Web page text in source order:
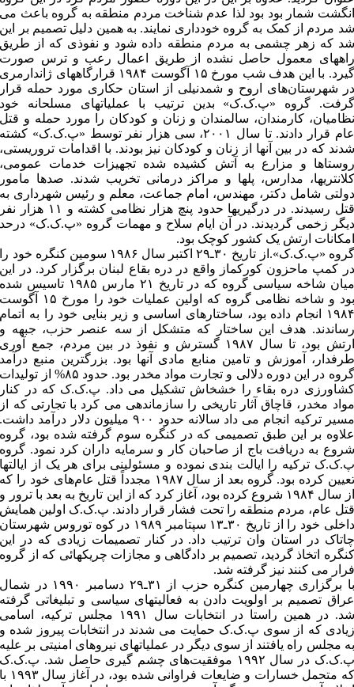
انگشت شمار بود بود لذا عدم شناخت مردم منطقه به گروه باعث می
شد مردم از کمک به گروه خودداری نمایند. به همین دلیل تصمیم بر این
شد که زهر چشمی به مردم منطقه داده شود و نفوذی که از طریق
راههای معمول حاصل نشده از طریق اعمال رعب و ترس صورت
گیرد. با این هدف شب مورخ ۱۵ آگوست ۱۹۸۴ قرارگاههای ژاندارمری
در شهرستان‌های اروح و شمدنیلی از استان حکاری مورد حمله قرار
گرفت. گروه «پ.ک.ک» بدین ترتیب با عملیاتهای مسلحانه خود
نظامیان، کارمندان، سالمندان و زنان و کودکان را مورد حمله و قتل
عام قرار دادند. تا سال ۲۰۰۱، سی هزار نفر توسط «پ.ک.ک» کشته
شدند که در بین آنها از زنان و کودکان نیز بودند. با اقدامات تروریستی،
روستاها و مزارع به آتش کشیده شده تجهیزات خدمات عمومی،
کلانتریها، مدارس، پلها و مراکز درمانی تخریب شدند. صدها مامور
دولتی شامل دکتر، مهندس، امام جماعت، معلم و رئیس شهرداری به
قتل رسیدند. در درگیریها حدود پنچ هزار نظامی کشته و ۱۱ هزار نفر
دیگر زخمی گردیدند. در آن ایام سلاح و مهمات گروه «پ.ک.ک» درحد
امکانات ارتش یک کشور کوچک بود.
گروه «پ.ک.ک».از تاریخ ۳۰ـ۲۹ اکتبر سال ۱۹۸۶ سومین کنگره خود را
در کمپ ماحزون کورکماز واقع در دره بقاع لبنان برگزار کرد. در این
میان شاخه سیاسی گروه که در تاریخ ۲۱ مارس ۱۹۸۵ تاسیس شده
بود و شاخه نظامی گروه که اولین عملیات خود را مورخ ۱۵ آگوست
۱۹۸۴ انجام داده بود، ساختارهای اساسی و زیر بنایی خود را به اتمام
رساندند. هدف این ساختار که متشکل از سه عنصر حزب، جبهه و
ارتش بود، تا سال ۱۹۸۷ گسترش و نفوذ در بین مردم، جمع آوری
طرفدار، آموزش و تامین منابع مادی آنها بود. بزرگترین منبع درآمد
گروه در این دوره دلالی و تجارت مواد مخدر بود. حدود ۸۵% از تولیدات
کشاورزی دره بقاء را خشخاش تشکیل می داد. پ.ک.ک که در کنار
مواد مخدر، قاچاق آثار تاریخی را سازماندهی می کرد با تجارتی که از
مسیر ترکیه انجام می داد سالانه حدود ۹۰۰ میلیون دلار درآمد داشت.
علاوه بر این طبق تصمیمی که در کنگره سوم گرفته شده بود، گروه
شروع به دریافت باج از صاحبان کار و سرمایه داران کرد نمود. گروه
پ.ک.ک ترکیه را ایالت بندی نموده و مسئولینی برای هر یک از ایالتها
تعیین کرده بود. گروه بعد از سال ۱۹۸۷ مجدداً قتل عام‌های خود را که
از سال ۱۹۸۴ شروع کرده بود، آغاز کرد که از این تاریخ به بعد با ترور و
قتل عام، مردم منطقه را تحت فشار قرار دادند. پ.ک.ک اولین همایش
داخلی خود را از تاریخ ۳۰ـ۱۳ سپتامبر ۱۹۸۹ در کوه توروس شهرستان
چاتاک در استان وان ترتیب داد. در کنار تصمیمات زیادی که در این
کنگره اتخاذ گردید، تصمیم بر دادگاهی و مجازات چریکهائی که از گروه
فرار می کنند نیز گرفته شد.
با برگزاری چهارمین کنگره حزب از ۳۱ـ۲۹ دسامبر ۱۹۹۰ در شمال
عراق تصمیم بر اولویت دادن به فعالیتهای سیاسی و تبلیغاتی گرفته
شد. در همین راستا در انتخابات سال ۱۹۹۱ مجلس ترکیه، اسامی
زیادی که از سوی پ.ک.ک حمایت می شدند در انتخابات پیروز شده و
به مجلس راه یافتند از سوی دیگر در عملیاتهای نیروهای امنیتی بر علیه
پ.ک.ک در سال ۱۹۹۲ موفقیت‌های چشم گیری حاصل شد. پ.ک.ک
که متحمل خسارات و ضایعات فراوانی شده بود، در آغاز سال ۱۹۹۳ با